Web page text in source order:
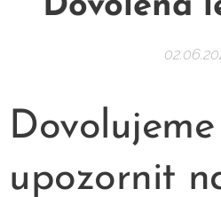
Dovolujeme
upozornit